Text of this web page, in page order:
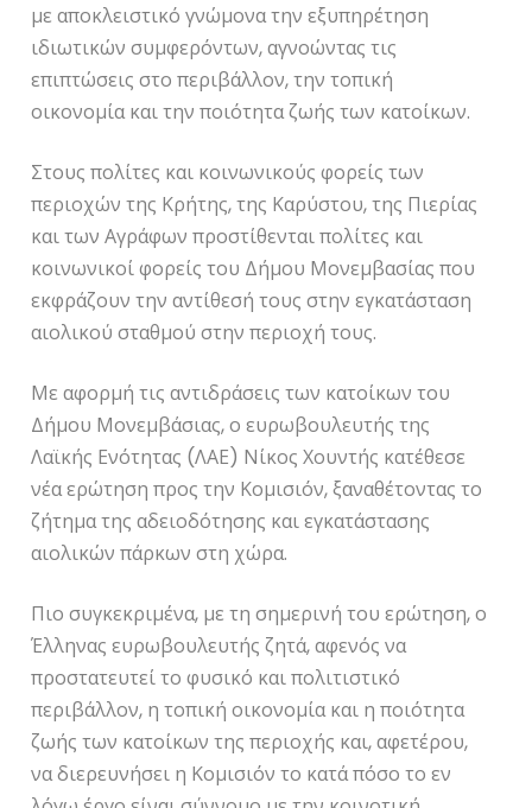
με αποκλειστικό γνώμονα την εξυπηρέτηση
ιδιωτικών συμφερόντων, αγνοώντας τις
επιπτώσεις στο περιβάλλον, την τοπική
οικονομία και την ποιότητα ζωής των κατοίκων.
Στους πολίτες και κοινωνικούς φορείς των
περιοχών της Κρήτης, της Καρύστου, της Πιερίας
και των Αγράφων προστίθενται πολίτες και
κοινωνικοί φορείς του Δήμου Μονεμβασίας που
εκφράζουν την αντίθεσή τους στην εγκατάσταση
αιολικού σταθμού στην περιοχή τους.
Με αφορμή τις αντιδράσεις των κατοίκων του
Δήμου Μονεμβάσιας, ο ευρωβουλευτής της
Λαϊκής Ενότητας (ΛΑΕ) Νίκος Χουντής κατέθεσε
νέα ερώτηση προς την Κομισιόν, ξαναθέτοντας το
ζήτημα της αδειοδότησης και εγκατάστασης
αιολικών πάρκων στη χώρα.
Πιο συγκεκριμένα, με τη σημερινή του ερώτηση, ο
Έλληνας ευρωβουλευτής ζητά, αφενός να
προστατευτεί το φυσικό και πολιτιστικό
περιβάλλον, η τοπική οικονομία και η ποιότητα
ζωής των κατοίκων της περιοχής και, αφετέρου,
να διερευνήσει η Κομισιόν το κατά πόσο το εν